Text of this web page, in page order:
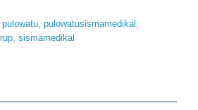
pulowatu, pulowatusismamedikal ,
, sismamedikal